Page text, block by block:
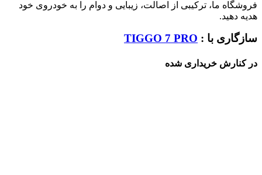
فروشگاه ما، ترکیبی از اصالت، زیبایی و دوام را به خودروی خود
هدیه دهید.
سازگاری با : TIGGO 7 PRO
در کنارش خریداری شده